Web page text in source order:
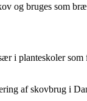
og bruges som
i planteskoler
af skovbrug i